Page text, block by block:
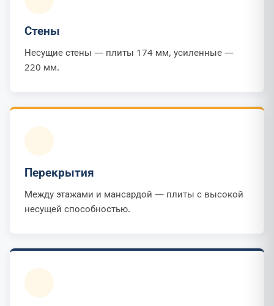
Стены
Несущие стены — плиты 174 мм, усиленные —
220 мм.
Перекрытия
Между этажами и мансардой — плиты с высокой
несущей способностью.